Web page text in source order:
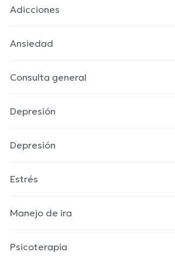
Adicciones
Ansiedad
Consulta general
Depresión
Depresión
Estrés
Manejo de ira
Psicoterapia